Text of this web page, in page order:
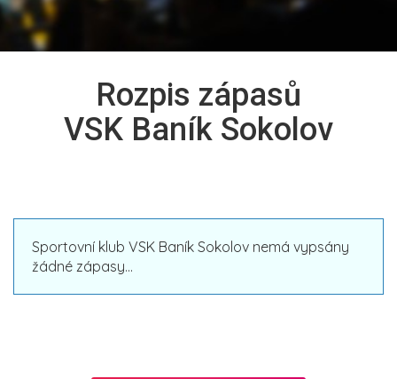
Rozpis zápasů
VSK Baník Sokolov
Sportovní klub VSK Baník Sokolov nemá vypsány
žádné zápasy...